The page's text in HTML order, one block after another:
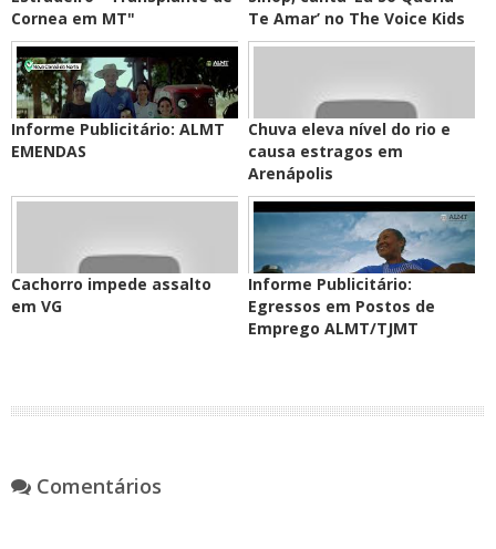
Cornea em MT"
Te Amar’ no The Voice Kids
Informe Publicitário: ALMT
EMENDAS
Chuva eleva nível do rio e
causa estragos em
Arenápolis
Cachorro impede assalto
em VG
Informe Publicitário:
Egressos em Postos de
Emprego ALMT/TJMT
Comentários